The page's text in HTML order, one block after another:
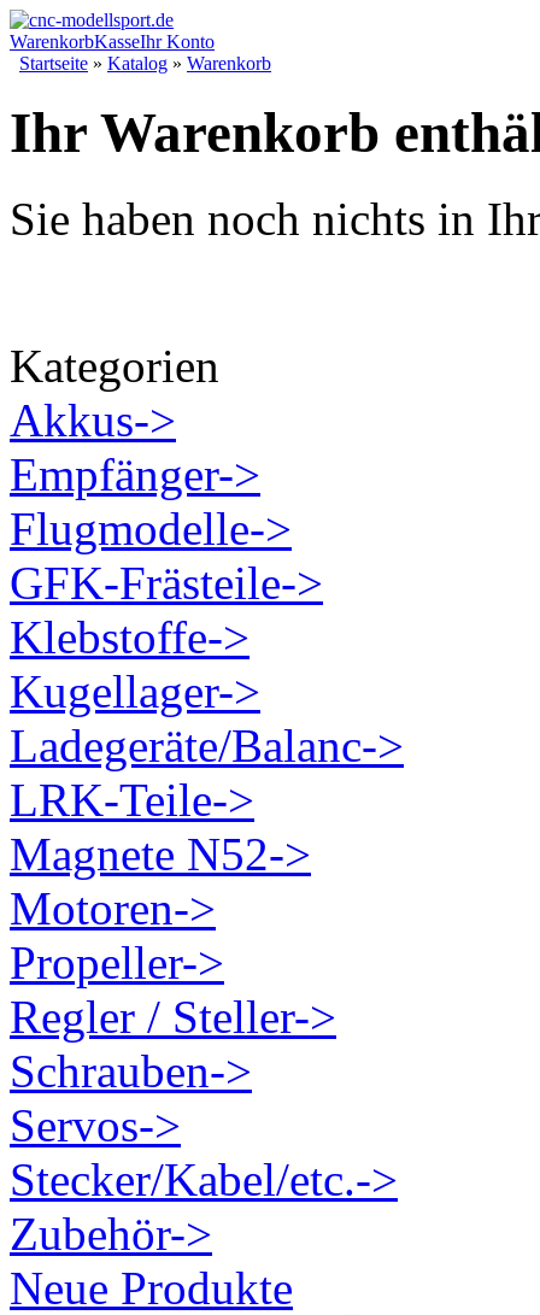
WarenkorbKasseIhr Konto
Startseite » Katalog » Warenkorb
Ihr Warenkorb
Sie haben noch nichts in
Kategorien
Akkus->
Empfänger->
Flugmodelle->
GFK-Frästeile->
Klebstoffe->
Kugellager->
Ladegeräte/Balanc->
LRK-Teile->
Magnete N52->
Motoren->
Propeller->
Regler / Steller->
Schrauben->
Servos->
Stecker/Kabel/etc.->
Zubehör->
Neue Produkte